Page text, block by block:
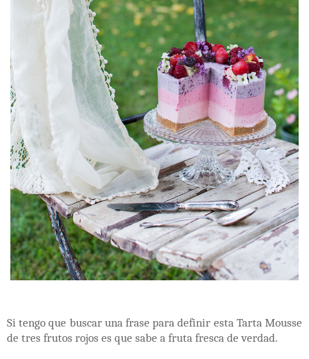
Si tengo que buscar una frase para definir esta Tarta Mousse
de tres frutos rojos es que sabe a fruta fresca de verdad.